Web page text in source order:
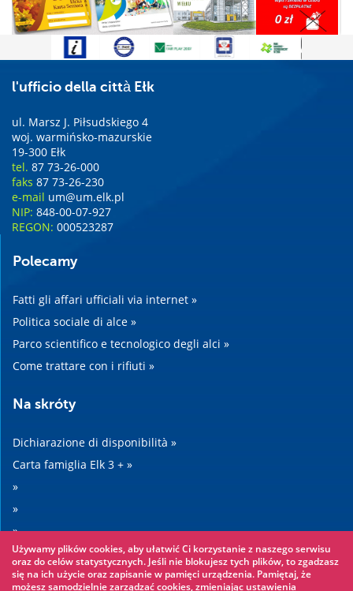
l'ufficio della città Ełk
ul. Marsz J. Piłsudskiego 4
woj. warmińsko-mazurskie
19-300 Ełk
tel. 87 73-26-000
faks 87 73-26-230
e-mail um@um.elk.pl
NIP: 848-00-07-927
REGON: 000523287
Polecamy
Fatti gli affari ufficiali via internet »
Politica sociale di alce »
Parco scientifico e tecnologico degli alci »
Come trattare con i rifiuti »
Na skróty
Dichiarazione di disponibilità »
Carta famiglia Elk 3 + »
»
»
»
»
Używamy plików cookies, aby ułatwić Ci korzystanie z naszego serwisu
oraz do celów statystycznych. Jeśli nie blokujesz tych plików, to zgadzasz
się na ich użycie oraz zapisanie w pamięci urządzenia. Pamiętaj, że
możesz samodzielnie zarządzać cookies, zmieniając ustawienia